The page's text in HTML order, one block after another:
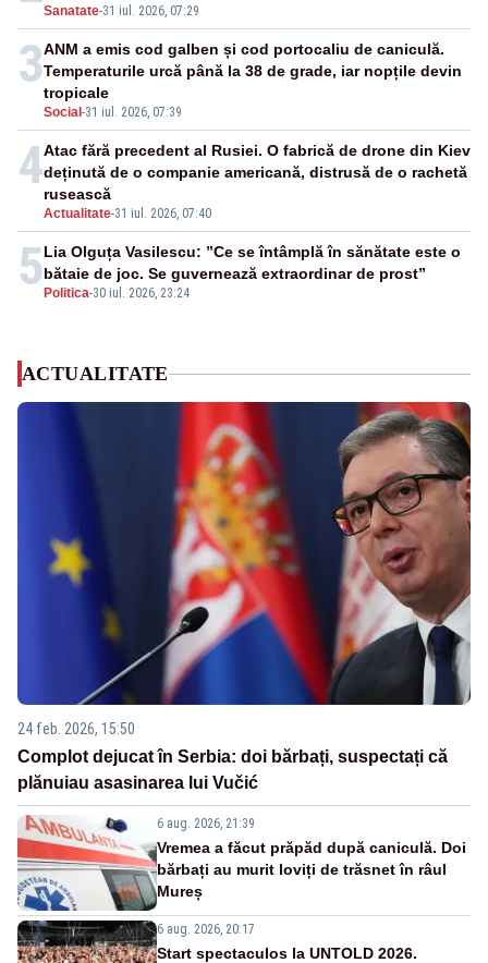
Sanatate-31 iul. 2026, 07:29
3
Social -31 iul. 2026, 07:39
ANM a emis cod galben și cod portocaliu de caniculă.
Temperaturile urcă până la 38 de grade, iar nopțile devin
tropicale
4
Actualitate-31 iul. 2026, 07:40
Atac fără precedent al Rusiei. O fabrică de drone din Kiev
deținută de o companie americană, distrusă de o rachetă
rusească
5 Politica-30 iul. 2026, 23:24
Lia Olguța Vasilescu: ”Ce se întâmplă în sănătate este o
bătaie de joc. Se guvernează extraordinar de prost”
ACTUALITATE
24 feb. 2026, 15:50
Complot dejucat în Serbia: doi bărbați, suspectați că
plănuiau asasinarea lui Vučić
6 aug. 2026, 21:39
Vremea a făcut prăpăd după caniculă. Doi
bărbați au murit loviți de trăsnet în râul
Mureș
6 aug. 2026, 20:17
Start spectaculos la UNTOLD 2026.